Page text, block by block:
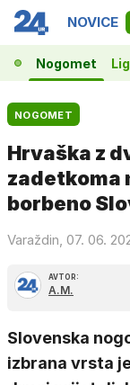
NOVICE
Nogomet
NOGOMET
Hrvaška z
zadetkoma
borbeno
Varaždin, 07. 06.
AVTOR:
A.M.
Slovenska
izbrana vrsta